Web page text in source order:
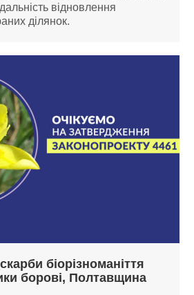
відновлення
ділянок.
біорізноманіття
борові, Полтавщина